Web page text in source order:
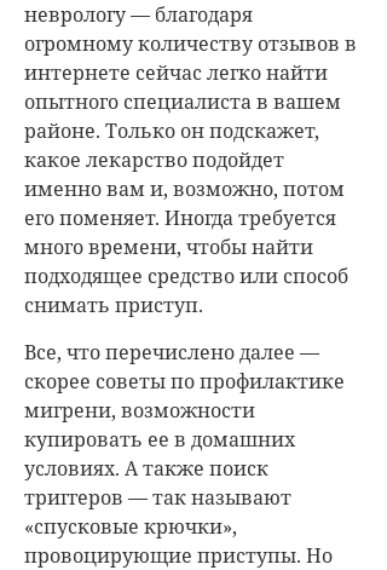
неврологу — благодаря
огромному количеству отзывов в
интернете сейчас легко найти
опытного специалиста в вашем
районе. Только он подскажет,
какое лекарство подойдет
именно вам и, возможно, потом
его поменяет. Иногда требуется
много времени, чтобы найти
подходящее средство или способ
снимать приступ.
Все, что перечислено далее —
скорее советы по профилактике
мигрени, возможности
купировать ее в домашних
условиях. А также поиск
триггеров — так называют
«спусковые крючки»,
провоцирующие приступы. Но